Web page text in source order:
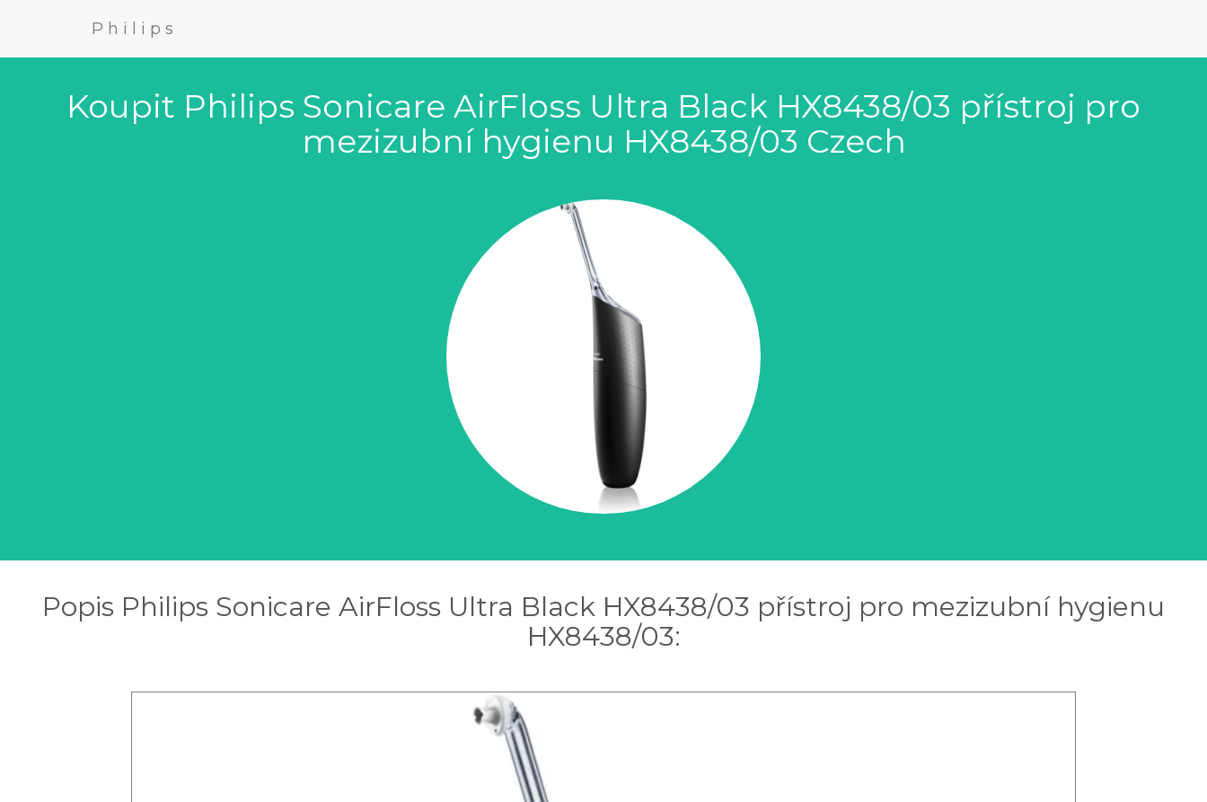
Philips
Koupit Philips Sonicare AirFloss Ultra Black HX8438/03 přístroj pro
mezizubní hygienu HX8438/03 Czech
Popis Philips Sonicare AirFloss Ultra Black HX8438/03 přístroj pro mezizubní hygienu
HX8438/03: